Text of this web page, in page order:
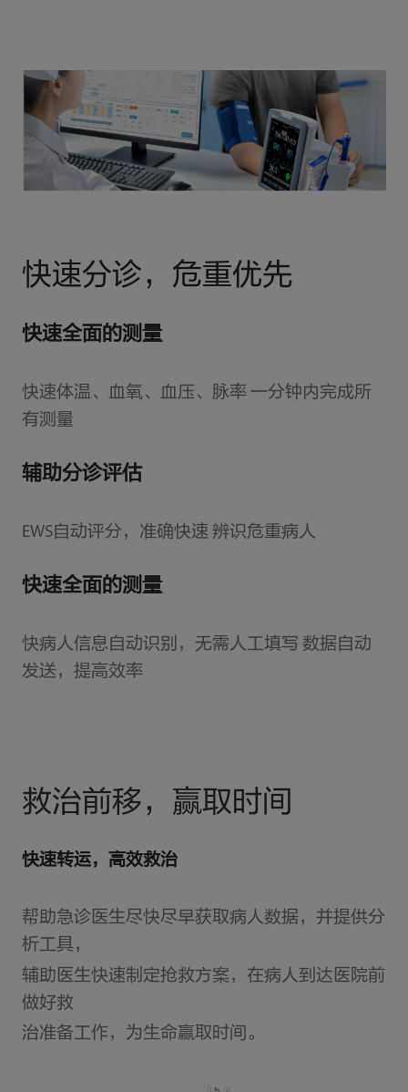
快速分诊，危重优先
快速全面的测量
快速体温、血氧、血压、脉率 一分钟内完成所
有测量
辅助分诊评估
EWS自动评分，准确快速 辨识危重病人
快速全面的测量
快病人信息自动识别，无需人工填写 数据自动
发送，提高效率
救治前移，赢取时间
快速转运，高效救治
帮助急诊医生尽快尽早获取病人数据，并提供分
析工具，
辅助医生快速制定抢救方案，在病人到达医院前
做好救
治准备工作，为生命赢取时间。